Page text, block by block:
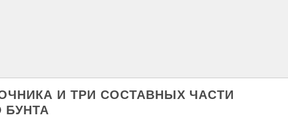
И ТРИ СОСТАВНЫХ ЧАСТИ
БУНТА